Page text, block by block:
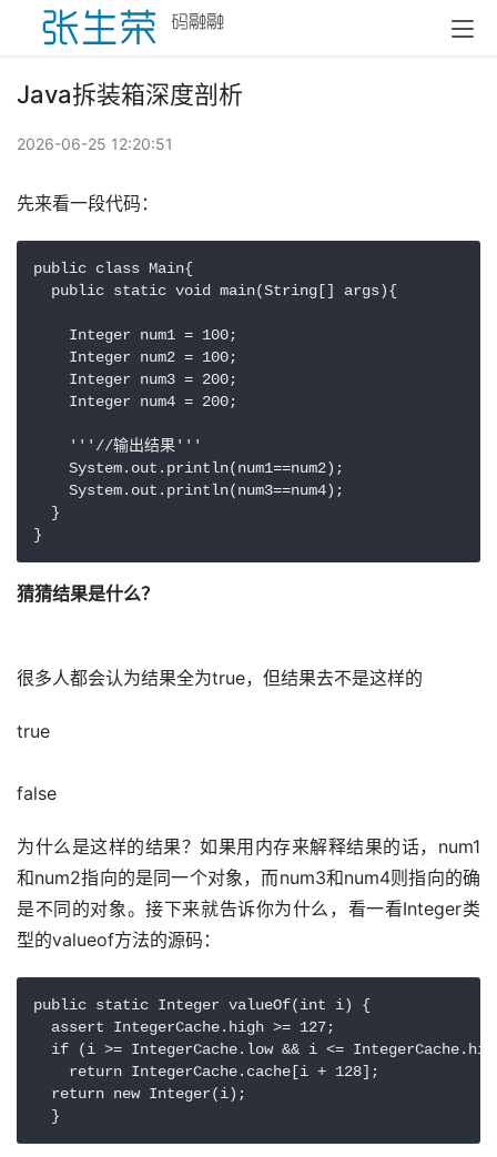
Java拆装箱深度剖析
2026-06-25 12:20:51
先来看一段代码：
public class Main{
  public static void main(String[] args){
    Integer num1 = 100;
    Integer num2 = 100;
    Integer num3 = 200;
    Integer num4 = 200;
    '''//输出结果'''
    System.out.println(num1==num2);
    System.out.println(num3==num4);
  }
猜猜结果是什么？
很多人都会认为结果全为true，但结果去不是这样的
true
false
为什么是这样的结果？如果用内存来解释结果的话，num1
和num2指向的是同一个对象，而num3和num4则指向的确
是不同的对象。接下来就告诉你为什么，看一看Integer类
型的valueof方法的源码：
public static Integer valueOf(int i) {
  assert IntegerCache.high >= 127;
if (i >= IntegerCache.low && i <=
    return IntegerCache.cache[i + 128];
  return new Integer(i);